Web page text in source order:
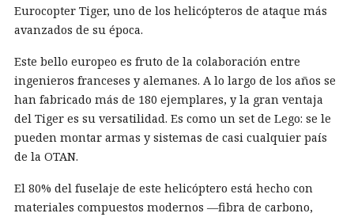
Eurocopter Tiger, uno de los helicópteros de ataque más
avanzados de su época.
Este bello europeo es fruto de la colaboración entre
ingenieros franceses y alemanes. A lo largo de los años se
han fabricado más de 180 ejemplares, y la gran ventaja
del Tiger es su versatilidad. Es como un set de Lego: se le
pueden montar armas y sistemas de casi cualquier país
de la OTAN.
El 80% del fuselaje de este helicóptero está hecho con
materiales compuestos modernos —fibra de carbono,